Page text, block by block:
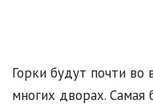
Горки будут почти во
многих дворах. Самая